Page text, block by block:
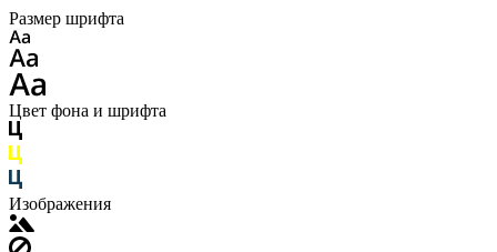
Размер шрифта
Цвет фона и шрифта
Изображения